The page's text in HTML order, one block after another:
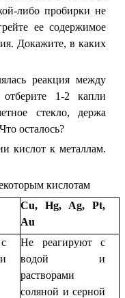
либо пробирки не
ее содержимое
Докажите, в каких
реакция между
1-2 капли
стекло, держа
осталось?
кислот к металлам.
кислотам
Cu, Hg, Ag, Pt,
Au
Не реагируют с
водой и
растворами
соляной и серной